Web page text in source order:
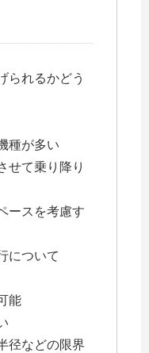
られるかどう
種が多い
せて乗り降り
ースを考慮す
について
能
径などの限界